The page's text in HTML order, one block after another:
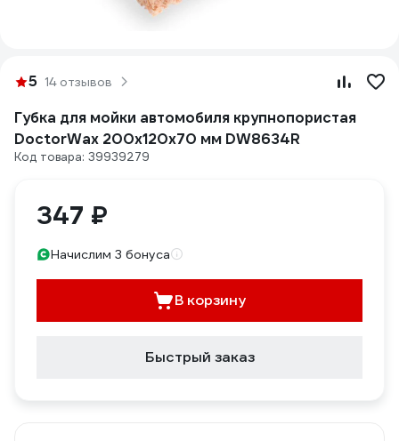
5 14 отзывов
Губка для мойки автомобиля крупнопористая
DoctorWax 200x120x70 мм DW8634R
Код товара: 39939279
347 ₽
Начислим 3 бонуса
В корзину
Быстрый заказ